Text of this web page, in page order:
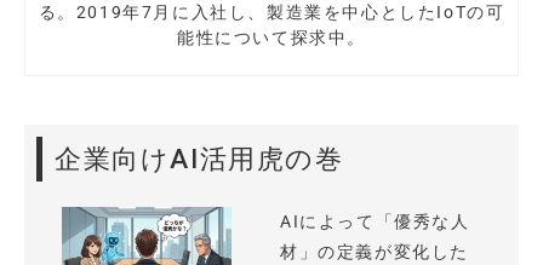
る。2019年7月に入社し、製造業を中心としたIoTの可
能性について探求中。
企業向けAI活用虎の巻
AIによって「優秀な人
材」の定義が変化した